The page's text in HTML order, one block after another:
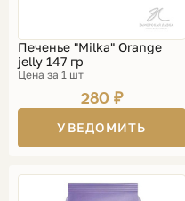
Печенье "Milka" Orange
jelly 147 гр
Цена за 1 шт
280 ₽
УВЕДОМИТЬ